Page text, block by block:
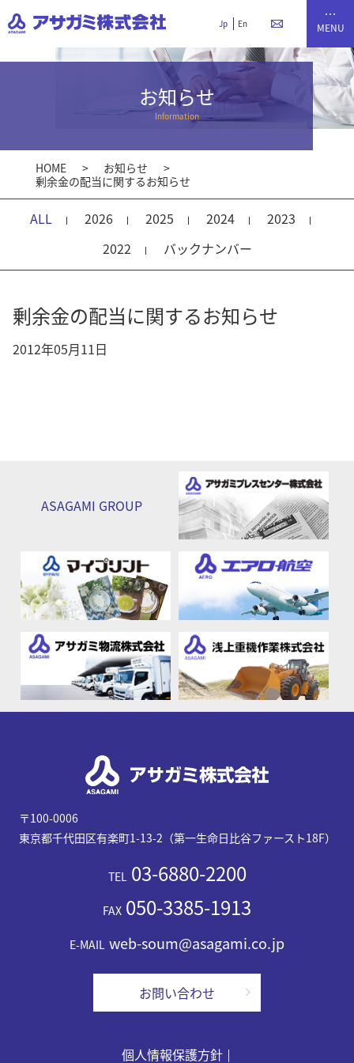
Jp En
お知らせ
Information
HOME
お知らせ
剰余金の配当に関するお知らせ
ALL 2026 2025 2024
2023
2022
バックナンバー
剰余金の配当に関するお知らせ
2012年05月11日
ASAGAMI GROUP
〒100-0006
東京都千代田区有楽町1-13-2（第一生命日比谷ファースト18F）
TEL 03-6880-2200
FAX 050-3385-1913
E-MAIL web-soum@asagami.co.jp
お問い合わせ
個人情報保護方針